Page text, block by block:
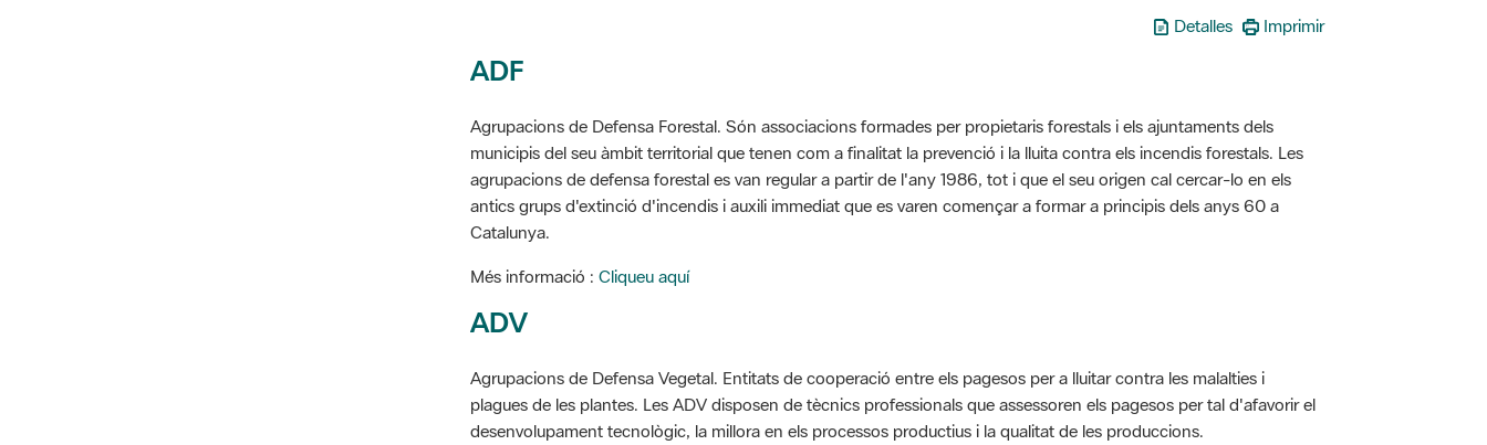
Detalles Imprimir
ADF
Agrupacions de Defensa Forestal. Són associacions formades per propietaris forestals i els ajuntaments dels
municipis del seu àmbit territorial que tenen com a finalitat la prevenció i la lluita contra els incendis forestals. Les
agrupacions de defensa forestal es van regular a partir de l'any 1986, tot i que el seu origen cal cercar-lo en els
antics grups d'extinció d'incendis i auxili immediat que es varen començar a formar a principis dels anys 60 a
Catalunya.
Més informació : Cliqueu aquí
ADV
Agrupacions de Defensa Vegetal. Entitats de cooperació entre els pagesos per a lluitar contra les malalties i
plagues de les plantes. Les ADV disposen de tècnics professionals que assessoren els pagesos per tal d'afavorir el
desenvolupament tecnològic, la millora en els processos productius i la qualitat de les produccions.